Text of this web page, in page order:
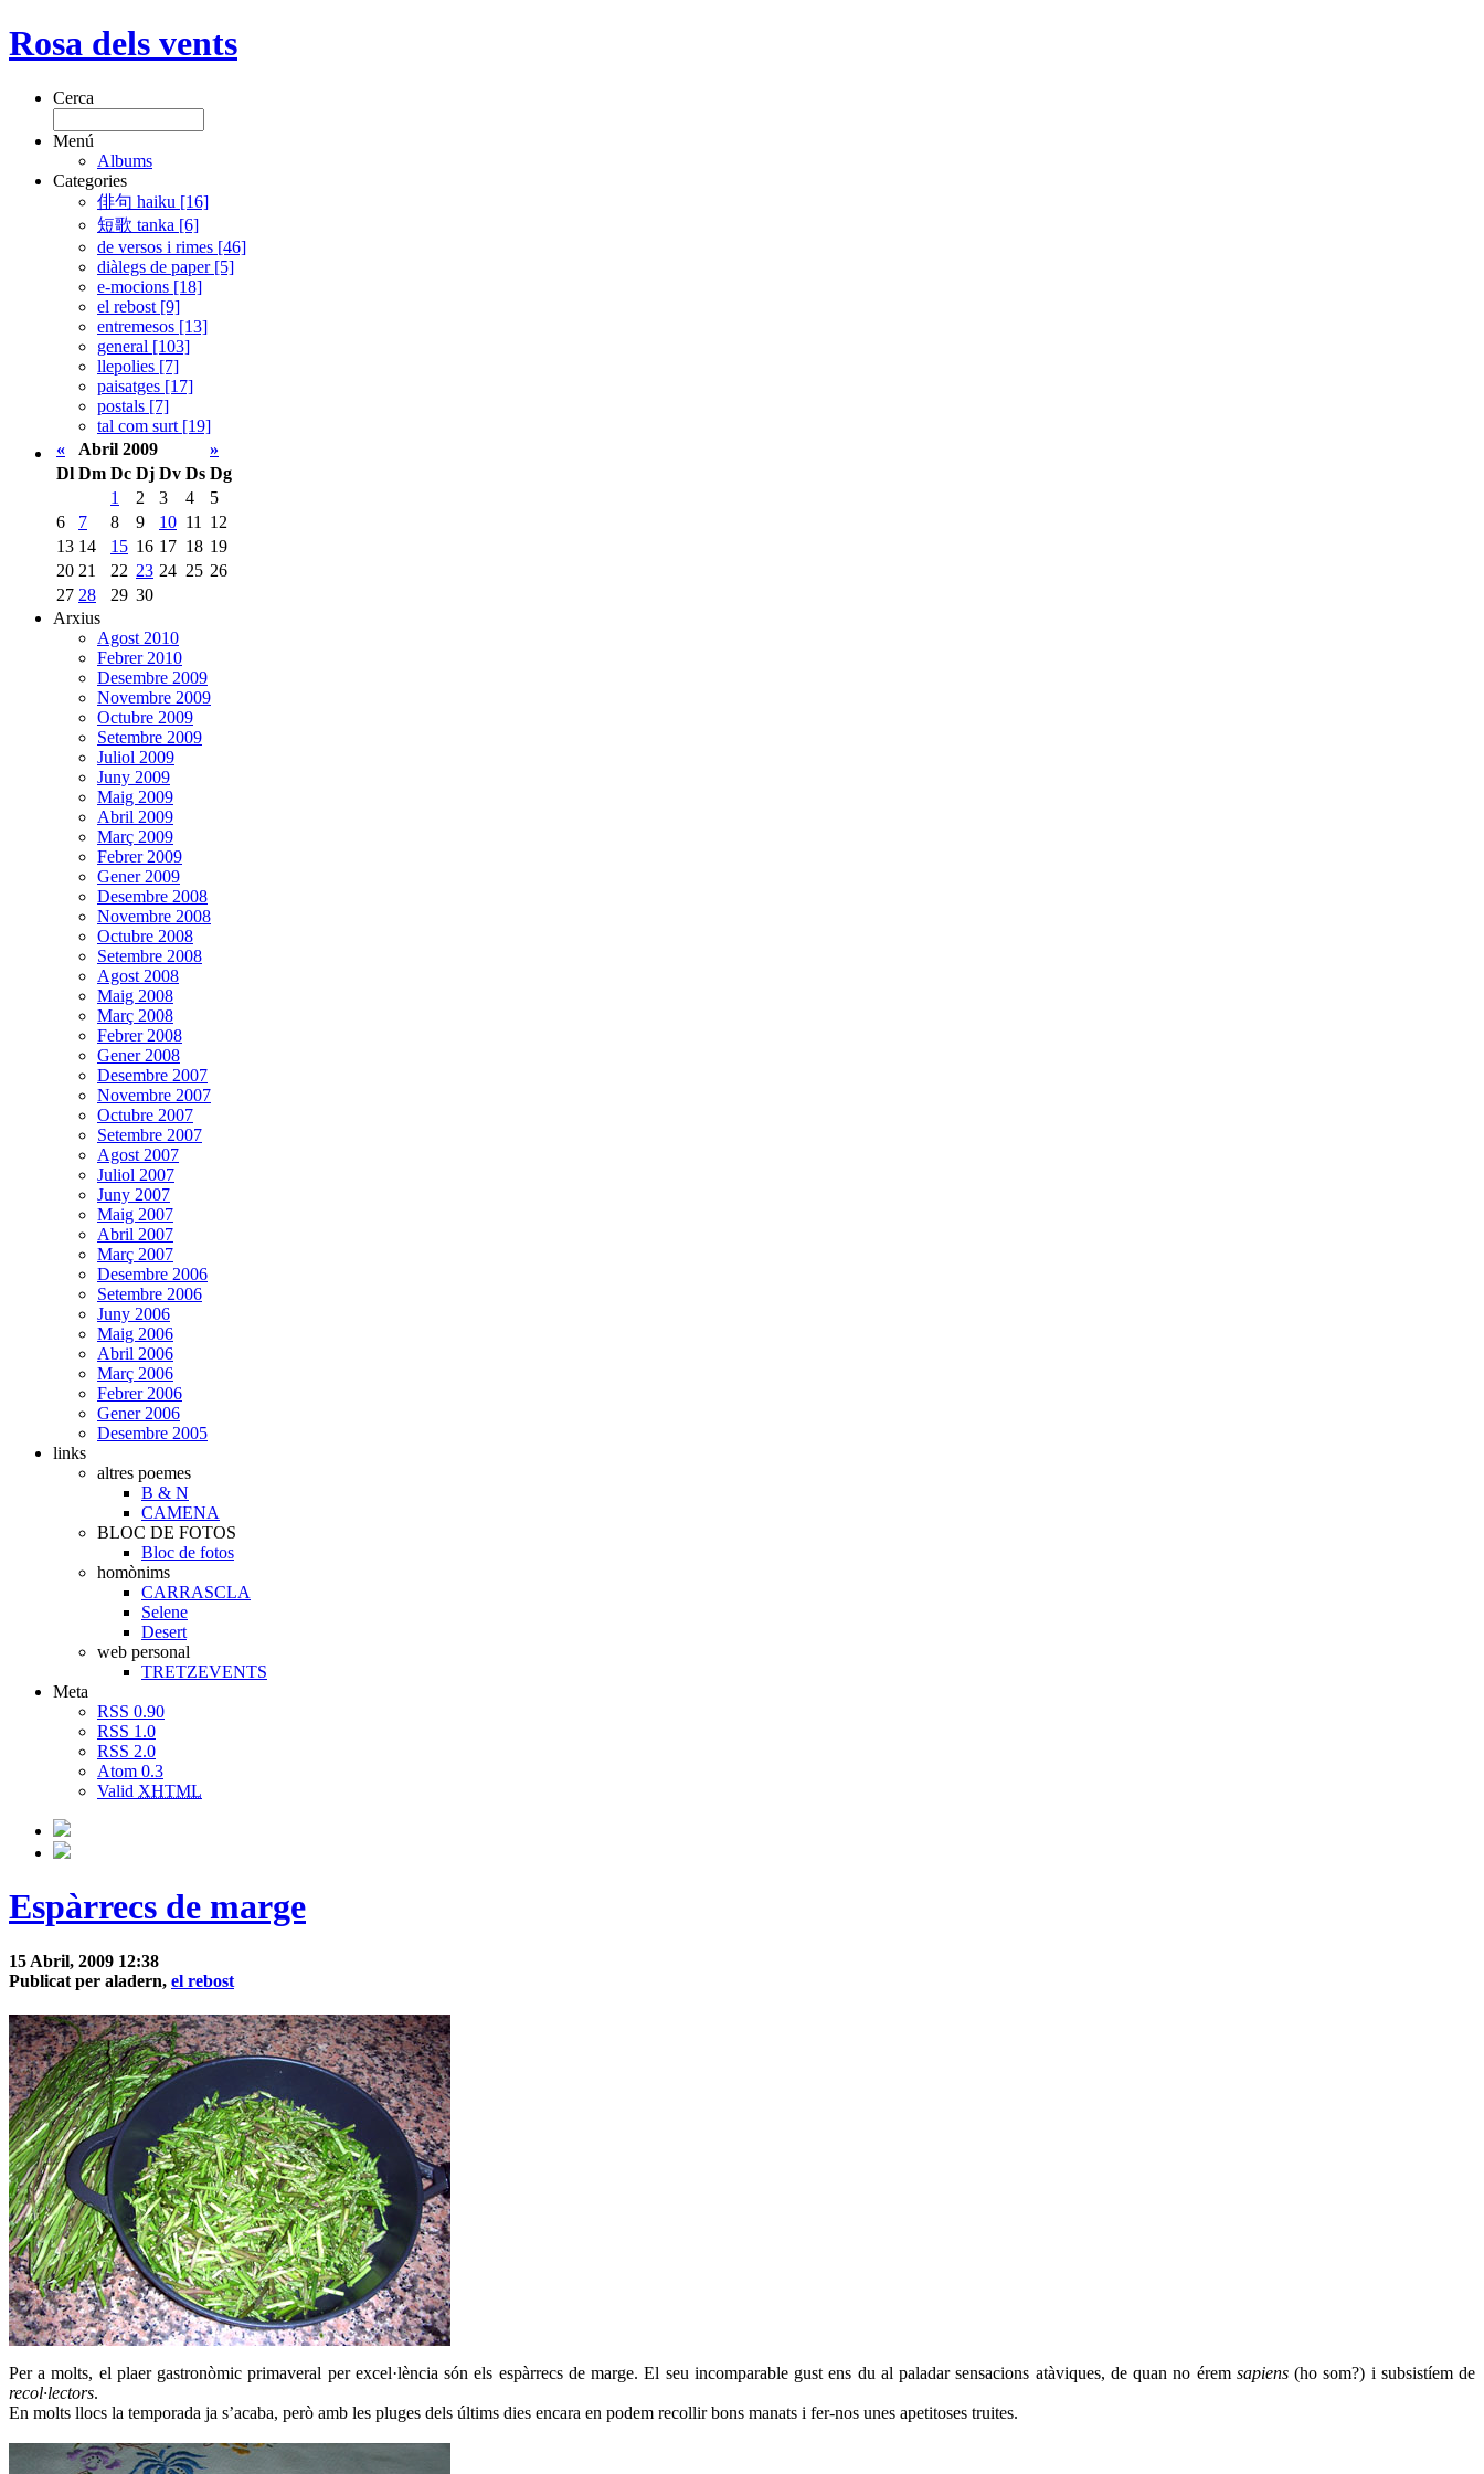
Rosa dels vents
Cerca
Menú
Albums
Categories
俳句 haiku [16]
短歌 tanka [6]
de versos i rimes [46]
diàlegs de paper [5]
e-mocions [18]
el rebost [9]
entremesos [13]
general [103]
llepolies [7]
paisatges [17]
postals [7]
tal com surt [19]
«
Abril 2009
»
Dl Dm Dc Dj Dv Ds Dg
1
2 3 4
5
6
7 8 9 10 11
12
13 14 15 16 17 18 19
20 21 22 23 24 25 26
27 28 29 30
Arxius
Agost 2010
Febrer 2010
Desembre 2009
Novembre 2009
Octubre 2009
Setembre 2009
Juliol 2009
Juny 2009
Maig 2009
Abril 2009
Març 2009
Febrer 2009
Gener 2009
Desembre 2008
Novembre 2008
Octubre 2008
Setembre 2008
Agost 2008
Maig 2008
Març 2008
Febrer 2008
Gener 2008
Desembre 2007
Novembre 2007
Octubre 2007
Setembre 2007
Agost 2007
Juliol 2007
Juny 2007
Maig 2007
Abril 2007
Març 2007
Desembre 2006
Setembre 2006
Juny 2006
Maig 2006
Abril 2006
Març 2006
Febrer 2006
Gener 2006
Desembre 2005
links
altres poemes
B & N
CAMENA
BLOC DE FOTOS
Bloc de fotos
homònims
CARRASCLA
Selene
Desert
web personal
TRETZEVENTS
Meta
RSS 0.90
RSS 1.0
RSS 2.0
Atom 0.3
Valid XHTML
Espàrrecs de marge
15 Abril, 2009 12:38
Publicat per aladern, el rebost
Per a molts, el plaer gastronòmic primaveral per excel·lència són els espàrrecs de marge. El seu incomparable gust ens du al paladar sensacions atàviques, de quan no érem sapiens(ho som?) i subsistíem de
recol·lectors.
En molts llocs la temporada ja s’acaba, però amb les pluges dels últims dies encara en podem recollir bons manats i fer-nos unes apetitoses truites.